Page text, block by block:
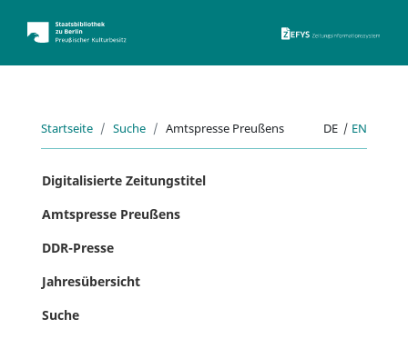
Startseite Suche Amtspresse Preußens DE | EN
Digitalisierte Zeitungstitel
Amtspresse Preußens
DDR-Presse
Jahresübersicht
Suche